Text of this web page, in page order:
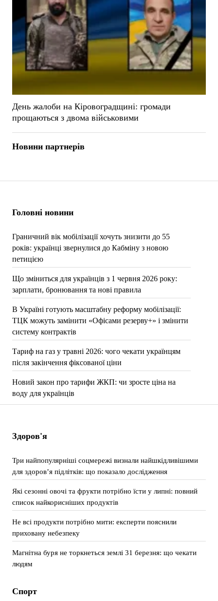
Головні новини
Граничний вік мобілізації хочуть знизити до 55
років: українці звернулися до Кабміну з новою
петицією
Що зміниться для українців з 1 червня 2026 року:
зарплати, бронювання та нові правила
В Україні готують масштабну реформу мобілізації:
ТЦК можуть замінити «Офісами резерву+» і змінити
систему контрактів
Тариф на газ у травні 2026: чого чекати українцям
після закінчення фіксованої ціни
Новий закон про тарифи ЖКП: чи зросте ціна на
воду для українців
День жалоби на Кіровоградщині: громади
прощаються з двома військовими
Новини партнерів
Здоров'я
Три найпопулярніші соцмережі визнали найшкідливішими
для здоров’я підлітків: що показало дослідження
Які сезонні овочі та фрукти потрібно їсти у липні: повний
список найкорисніших продуктів
Не всі продукти потрібно мити: експерти пояснили
приховану небезпеку
Магнітна буря не торкнеться землі 31 березня: що чекати
людям
Спорт